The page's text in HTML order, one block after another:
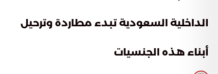
الداخلية السعودية تبدء مطاردة وترحيل
أبناء هذه الجنسيات